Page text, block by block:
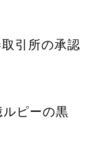
引所の承認
ピーの黒